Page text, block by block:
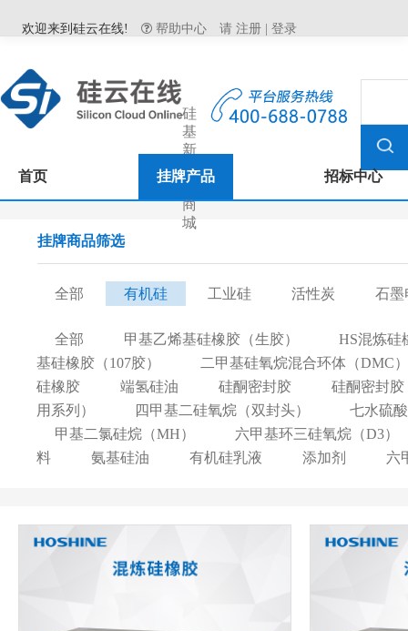
欢迎来到硅云在线! 帮助中心 请 注册 登录
硅
基
新
材
料
商
城
首页 挂牌产品 招标中心
挂牌商品筛选
全部 有机硅 工业硅 活性炭 石墨
全部 甲基乙烯基硅橡胶（生胶）
HS混炼硅
基硅橡胶（107胶）
二甲基硅氧烷混合环体（DMC）
硅橡胶
端氢硅油 硅酮密封胶
硅酮密封
用系列）
四甲基二硅氧烷（双封头）
七水硫
甲基二氯硅烷（MH）
六甲基环三硅氧烷（D3）
料
氨基硅油 有机硅乳液 添加剂 六